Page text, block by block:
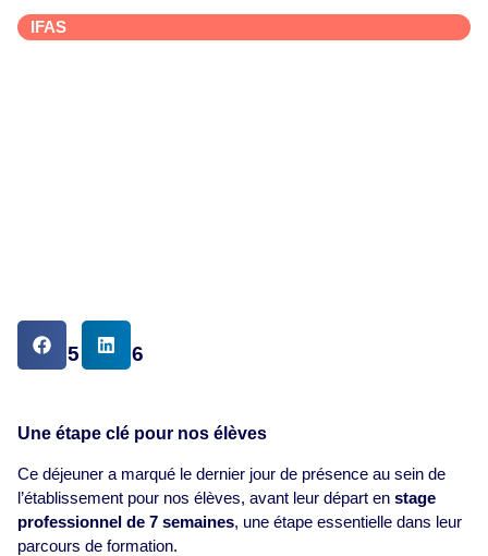
IFAS
DATE
22.05.2026
Une étape clé pour nos élèves
Ce déjeuner a marqué le dernier jour de présence au sein de
l’établissement pour nos élèves, avant leur départ en stage
professionnel de 7 semaines, une étape essentielle dans leur
parcours de formation.